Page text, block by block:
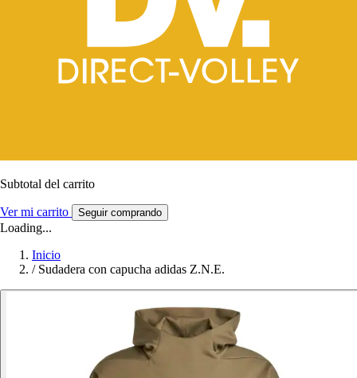
Subtotal del carrito
Ver mi carrito Seguir comprando
Loading...
Inicio
/ Sudadera con capucha adidas Z.N.E.